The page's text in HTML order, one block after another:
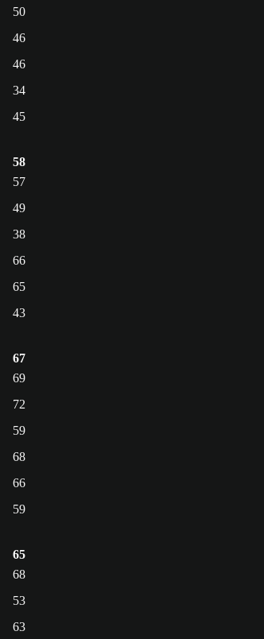
50
46
46
34
45
58
57
49
38
66
65
43
67
69
72
59
68
66
59
65
68
53
63